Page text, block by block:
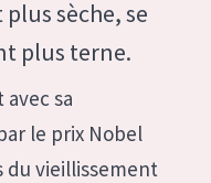
sèche, se
plus terne.
sa
le prix Nobel
du vieillissement